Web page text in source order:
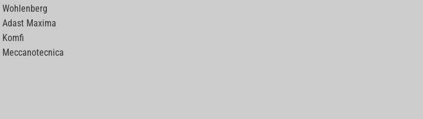
Wohlenberg
Adast Maxima
Komfi
Meccanotecnica